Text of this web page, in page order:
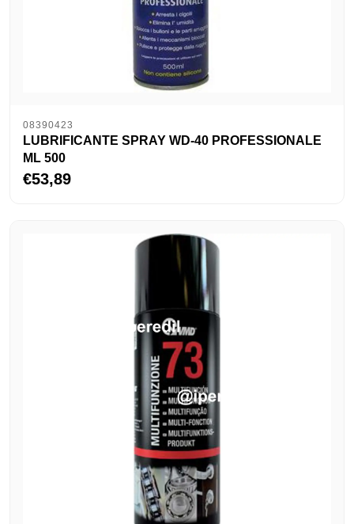
08390423
LUBRIFICANTE SPRAY WD-40 PROFESSIONALE
ML 500
€53,89